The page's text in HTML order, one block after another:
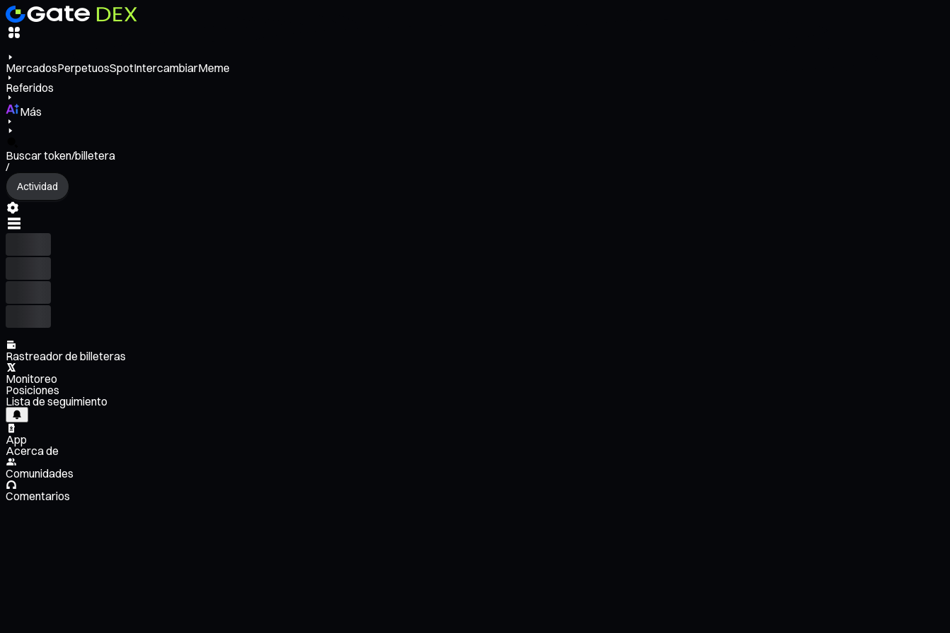
MercadosPerpetuosSpotIntercambiarMeme
Referidos
Más
Buscar token/billetera
/
Actividad
Rastreador de billeteras
Monitoreo
Posiciones
Lista de seguimiento
App
Acerca de
Comunidades
Comentarios